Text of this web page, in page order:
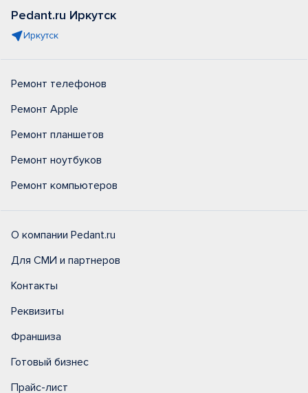
Pedant.ru Иркутск
Иркутск
Ремонт телефонов
Ремонт Apple
Ремонт планшетов
Ремонт ноутбуков
Ремонт компьютеров
О компании Pedant.ru
Для СМИ и партнеров
Контакты
Реквизиты
Франшиза
Готовый бизнес
Прайс-лист